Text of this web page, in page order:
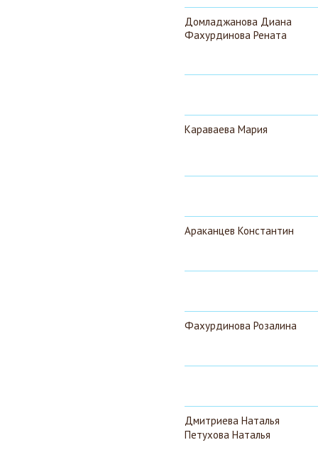
Домладжанова Диана
Фахурдинова Рената
Караваева Мария
Араканцев Константин
Фахурдинова Розалина
Дмитриева Наталья
Петухова Наталья